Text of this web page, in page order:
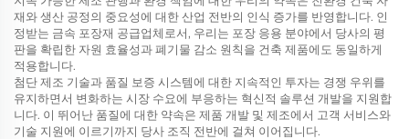
재와 생산 공정의 중요성에 대한 산업 전반의 인식 증가를 반영합니다. 인
정받는 금속 포장재 공급업체로서, 우리는 포장 응용 분야에서 당사의 평
판을 확립한 자원 효율성과 폐기물 감소 원칙을 건축 제품에도 동일하게
적용합니다.
첨단 제조 기술과 품질 보증 시스템에 대한 지속적인 투자는 경쟁 우위를
유지하면서 변화하는 시장 수요에 부응하는 혁신적 솔루션 개발을 지원합
니다. 이 뛰어난 품질에 대한 약속은 제품 개발 및 제조에서 고객 서비스와
기술 지원에 이르기까지 당사 조직 전반에 걸쳐 이어집니다.